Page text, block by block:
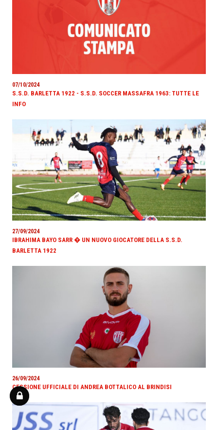
07/10/2024
S.S.D. BARLETTA 1922 - S.S.D. SOCCER MASSAFRA 1963: TUTTE LE
INFO
27/09/2024
IBRAHIMA BAYO SARR � UN NUOVO GIOCATORE DELLA S.S.D.
BARLETTA 1922
26/09/2024
CESSIONE UFFICIALE DI ANDREA BOTTALICO AL BRINDISI